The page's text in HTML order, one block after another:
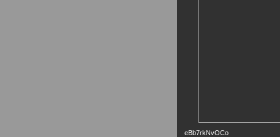
eBb7rkNvOCo